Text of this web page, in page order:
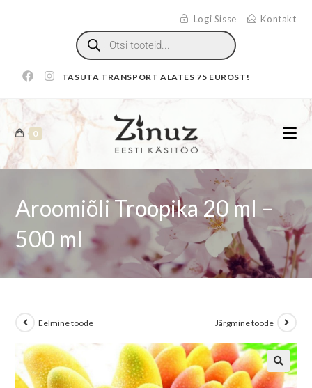
Logi Sisse Kontakt
TASUTA TRANSPORT ALATES 75 EUROST!
0
Aroomiõli Troopika 20 ml –
500 ml
Eelmine toode Järgmine toode